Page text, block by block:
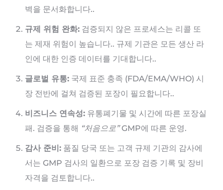
벽을 문서화합니다..
규제 위험 완화: 검증되지 않은 프로세스는 리콜 또
는 제재 위험이 높습니다.. 규제 기관은 모든 생산 라
인에 대한 인증 데이터를 기대합니다..
글로벌 유통: 국제 표준 충족 (FDA/EMA/WHO) 시
장 전반에 걸쳐 검증된 포장이 필요합니다..
비즈니스 연속성: 유통폐기물 및 시간에 따른 포장실
패. 검증을 통해 “처음으로”GMP에 따른 운영.
감사 준비: 품질 당국 또는 고객 규제 기관의 감사에
서는 GMP 검사의 일환으로 포장 검증 기록 및 장비
자격을 검토합니다..